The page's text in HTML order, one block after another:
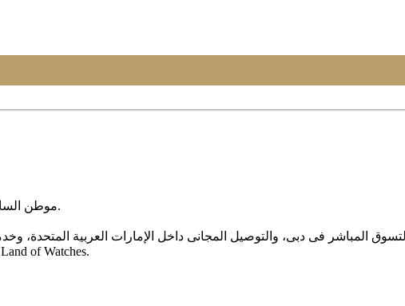
Land of Watches، موطن الساعات الأصلیة مع أکثر من 20 عامًا من الخبرة فی بیع الساعات عبر الإنترنت.
، واختر ساعتک المثالیة الیوم من Land of Watches.